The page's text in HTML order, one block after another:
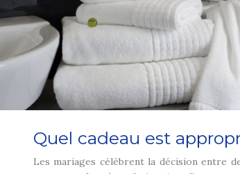
Quel cadeau est
Les mariages célèbrent la décision entre